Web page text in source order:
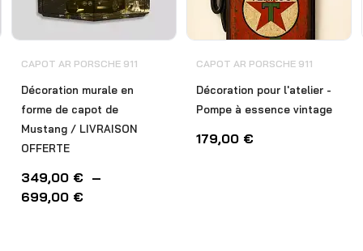
CAPOT AR PORSCHE 911
Décoration murale en
forme de capot de
Mustang / LIVRAISON
OFFERTE
349,00 € –
699,00 €
CAPOT AR PORSCHE 911
Décoration pour l'atelier -
Pompe à essence vintage
179,00 €